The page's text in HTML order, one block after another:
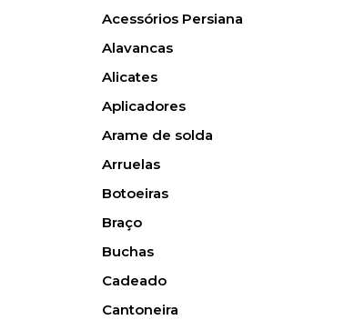
Acessórios Persiana
Alavancas
Alicates
Aplicadores
Arame de solda
Arruelas
Botoeiras
Braço
Buchas
Cadeado
Cantoneira